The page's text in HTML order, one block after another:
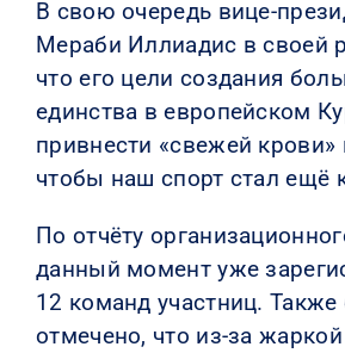
В свою очередь вице-
Мераби Иллиадис в своей
что его цели создания
единства в европейском
привнести «свежей крови»
чтобы наш спорт стал ещё
По отчёту
данный момент уже
12 команд участниц.
отмечено, что из-за